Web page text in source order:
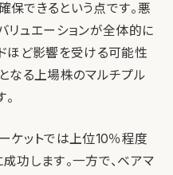
できるという点です。悪
リュエーションが全体的に
ほど影響を受ける可能性
なる上場株のマルチプル
ケットでは上位10％程度
功します。一方で、ベアマ